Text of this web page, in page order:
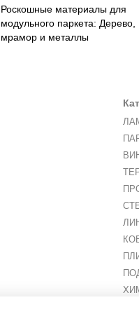
Роскошные материалы для
модульного паркета: Дерево,
мрамор и металлы